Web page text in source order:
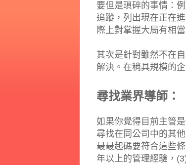
要但是瑣碎的事情：
追蹤，列出現在正在
際上對掌握大局有相
其次是針對雖然不在
解決。在稍具規模的
尋找業界導師：
如果你覺得目前主管
尋找在同公司中的其
最最起碼要符合這些
年以上的管理經驗，